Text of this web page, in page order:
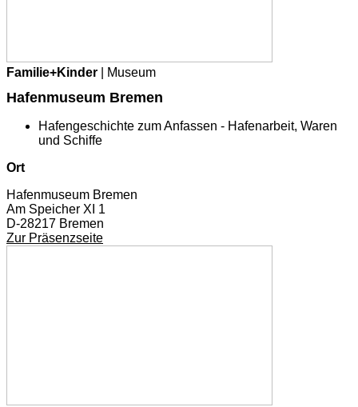
Familie+Kinder | Museum
Hafenmuseum Bremen
Hafengeschichte zum Anfassen - Hafenarbeit, Waren
und Schiffe
Ort
Hafenmuseum Bremen
Am Speicher XI 1
D-28217 Bremen
Zur Präsenzseite